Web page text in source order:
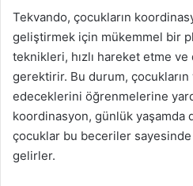
Tekvando, çocukların
geliştirmek için mükemmel bir
teknikleri, hızlı hareket etme
gerektirir. Bu durum, çocukların
edeceklerini öğrenmelerine
koordinasyon, günlük yaşamda
çocuklar bu beceriler
gelirler.